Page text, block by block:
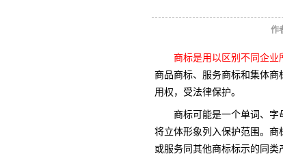
作
商标是用以区别不同企
商品商标、服务商标和集体
用权，受法律保护。
商标可能是一个单词、
将立体形象列入保护范围。
或服务同其他商标标示的同类